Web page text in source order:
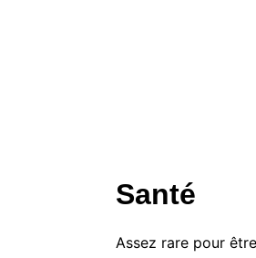
Santé
Assez rare pour